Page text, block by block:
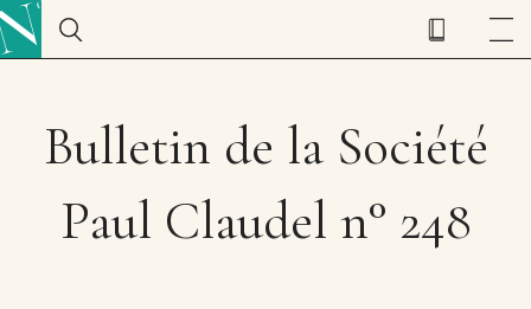
Bulletin de la Société
Paul Claudel n° 248